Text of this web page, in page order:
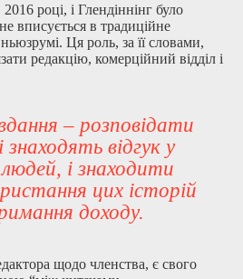
році, і Глендіннінг було
вписується в традиційне
Ця роль, за її словами,
редакцію, комерційний відділ і
– розповідати
знаходять відгук у
і знаходити
цих історій
доходу.
щодо членства, є свого